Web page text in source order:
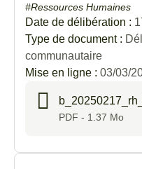
#Ressources Humaines
Date de délibération :
Type de document :
communautaire
Mise en ligne : 03/03/
PDF - 1.37 Mo